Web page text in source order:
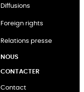
Diffusions
Foreign rights
Relations presse
NOUS
CONTACTER
Contact